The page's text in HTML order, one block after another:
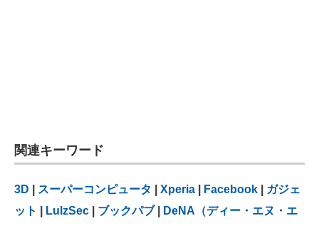
関連キーワード
3D スーパーコンピュータ Xperia Facebook
ガジェ
ット
LulzSec ブックパブ| DeNA（ディー・エヌ・エ